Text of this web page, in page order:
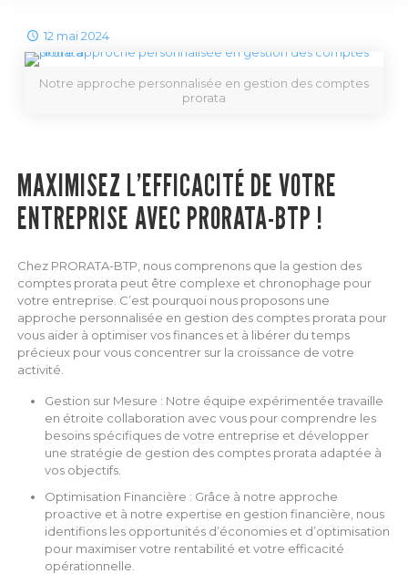
12 mai 2024
Notre approche personnalisée en gestion des comptes
prorata
MAXIMISEZ L’EFFICACITÉ DE VOTRE
ENTREPRISE AVEC PRORATA-BTP !
Chez PRORATA-BTP, nous comprenons que la gestion des
comptes prorata peut être complexe et chronophage pour
votre entreprise. C’est pourquoi nous proposons une
approche personnalisée en gestion des comptes prorata pour
vous aider à optimiser vos finances et à libérer du temps
précieux pour vous concentrer sur la croissance de votre
activité.
Gestion sur Mesure : Notre équipe expérimentée travaille
en étroite collaboration avec vous pour comprendre les
besoins spécifiques de votre entreprise et développer
une stratégie de gestion des comptes prorata adaptée à
vos objectifs.
Optimisation Financière : Grâce à notre approche
proactive et à notre expertise en gestion financière, nous
identifions les opportunités d’économies et d’optimisation
pour maximiser votre rentabilité et votre efficacité
opérationnelle.